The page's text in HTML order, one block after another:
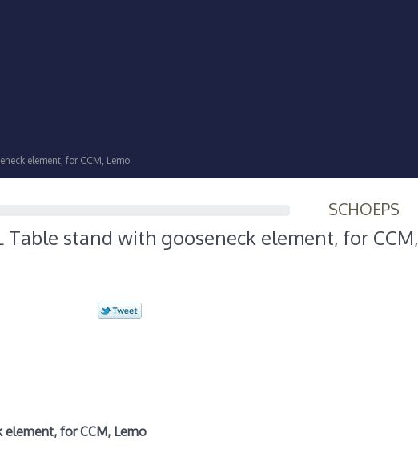
element, for CCM, Lemo
SCHOEPS
Table stand with gooseneck element, for CCM,
for CCM, Lemo